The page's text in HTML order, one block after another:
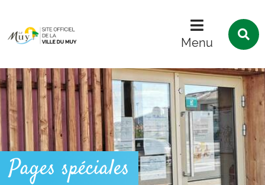
Menu
Pages spéciales